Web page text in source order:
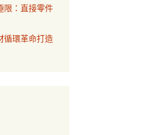
限：直接零件
循環革命打造